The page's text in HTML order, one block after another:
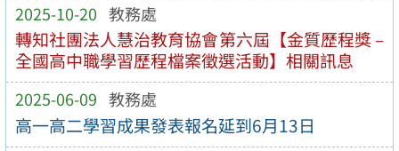
2025-10-20 教務處
轉知社團法人慧治教育協會第六屆【金質歷程獎 –
全國高中職學習歷程檔案徵選活動】相關訊息
2025-06-09 教務處
高一高二學習成果發表報名延到6月13日